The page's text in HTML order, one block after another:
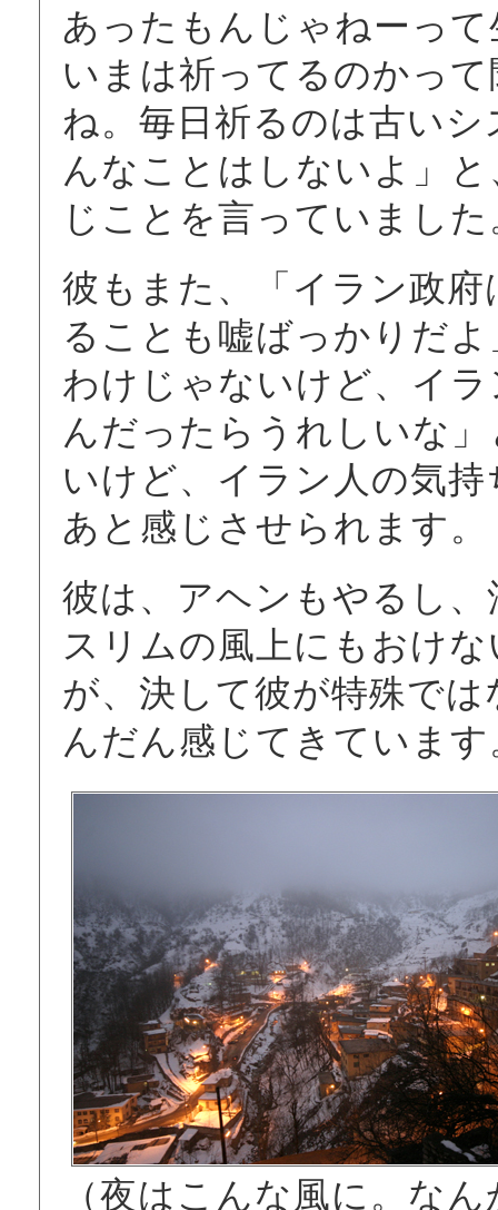
あったもんじゃねーっ
いまは祈ってるのかっ
ね。毎日祈るのは古い
んなことはしないよ」
じことを言っていました
彼もまた、「イラン政
ることも嘘ばっかりだ
わけじゃないけど、イ
んだったらうれしいな
いけど、イラン人の気
あと感じさせられます。
彼は、アヘンもやるし
スリムの風上にもおけ
が、決して彼が特殊で
んだん感じてきています
（夜はこんな風に。な